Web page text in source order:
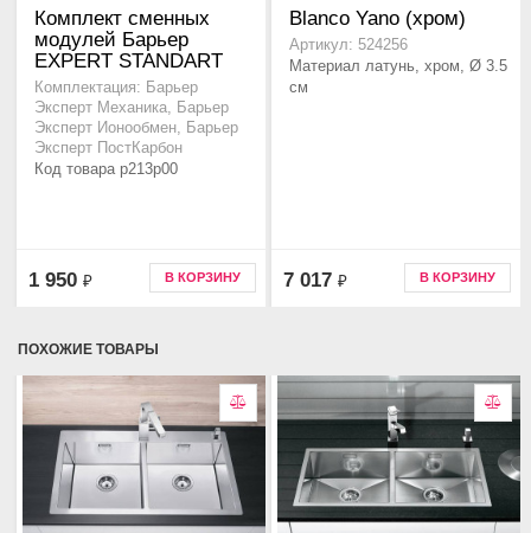
Комплект сменных
модулей Барьер
EXPERT STANDART
Комплектация: Барьер
Эксперт Механика, Барьер
Эксперт Ионообмен, Барьер
Эксперт ПостКарбон
Код товара p213p00
1 950 ₽ В КОРЗИНУ
Blanco Yano (хром)
Артикул: 524256
Материал латунь, хром, Ø 3.5
см
7 017 ₽ В КОРЗИНУ
ПОХОЖИЕ ТОВАРЫ